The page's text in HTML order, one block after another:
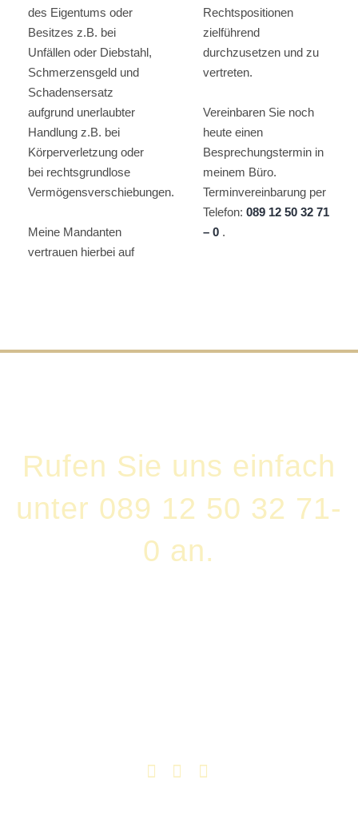
des Eigentums oder
Besitzes z.B. bei
Unfällen oder Diebstahl,
Schmerzensgeld und
Schadensersatz
aufgrund unerlaubter
Handlung z.B. bei
Körperverletzung oder
bei rechtsgrundlose
Vermögensverschiebungen.
Meine Mandanten
vertrauen hierbei auf
Rechtspositionen
zielführend
durchzusetzen und zu
vertreten.
Vereinbaren Sie noch
heute einen
Besprechungstermin in
meinem Büro.
Terminvereinbarung per
Telefon: 089 12 50 32 71
– 0 .
Rufen Sie uns einfach
unter 089 12 50 32 71-
0 an.